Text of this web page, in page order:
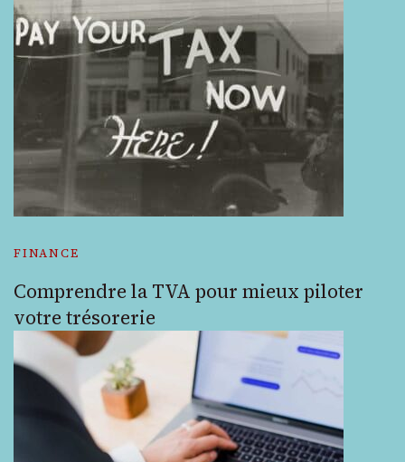
FINANCE
Comprendre la TVA pour mieux piloter
votre trésorerie